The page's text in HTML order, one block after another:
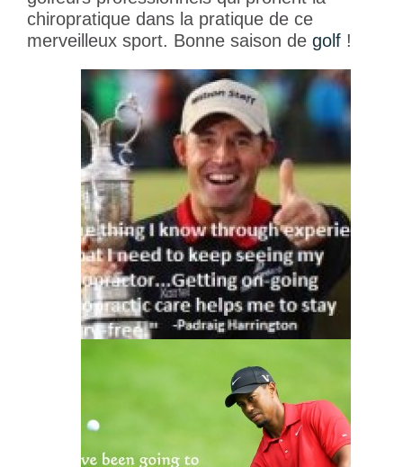
chiropratique dans la pratique de ce
merveilleux sport. Bonne saison de golf !